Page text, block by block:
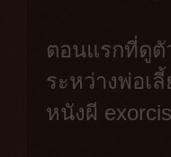
ตอนแรกที่ดูตั
ระหว่างพ่อเ
หนังผี